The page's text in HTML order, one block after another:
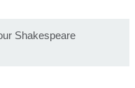
Shakespeare